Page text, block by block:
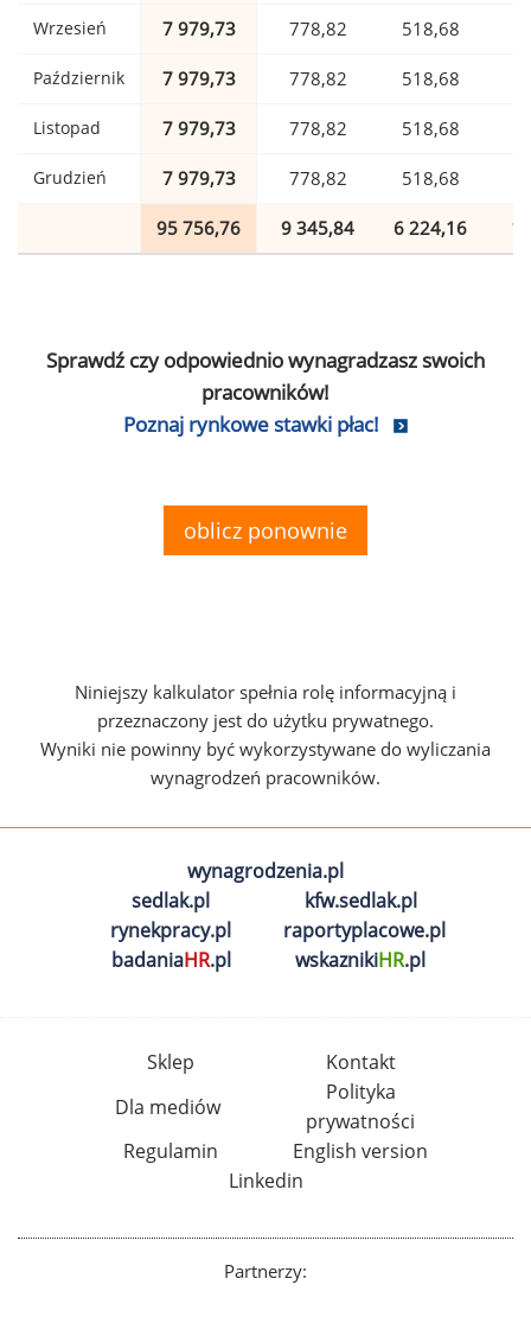
Wrzesień 7 979,73 778,82 518,68
Październik 7 979,73 778,82 518,68
Listopad 7 979,73 778,82 518,68
Grudzień 7 979,73 778,82 518,68
95 756,76 9 345,84 6 224,16 1
Sprawdź czy odpowiednio wynagradzasz swoich
pracowników!
Poznaj rynkowe stawki płac!
oblicz ponownie
Niniejszy kalkulator spełnia rolę informacyjną i
przeznaczony jest do użytku prywatnego.
Wyniki nie powinny być wykorzystywane do wyliczania
wynagrodzeń pracowników.
wynagrodzenia.pl
sedlak.pl
kfw.sedlak.pl
rynekpracy.pl
raportyplacowe.pl
badaniaHR.pl wskaznikiHR.pl
Sklep
Kontakt
Dla mediów
Polityka
prywatności
Regulamin
English version
Linkedin
Partnerzy: